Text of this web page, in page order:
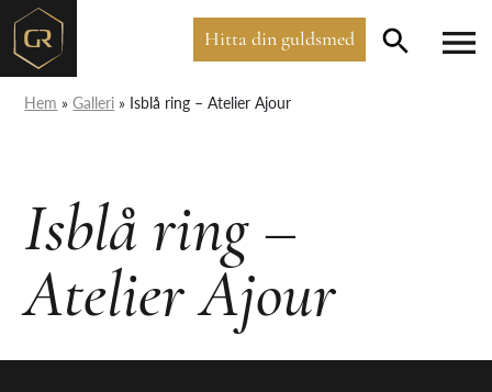
Hitta din guldsmed
Hem »Galleri » Isblå ring – Atelier Ajour
Isblå ring –
Atelier Ajour